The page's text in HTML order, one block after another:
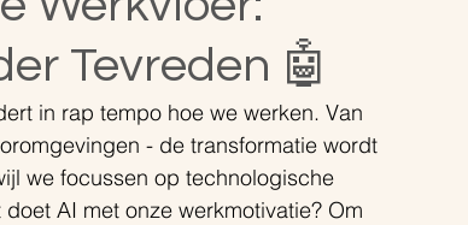
Tevreden 🤖
in rap tempo hoe we werken. Van
- de transformatie wordt
we focussen op technologische
AI met onze werkmotivatie? Om